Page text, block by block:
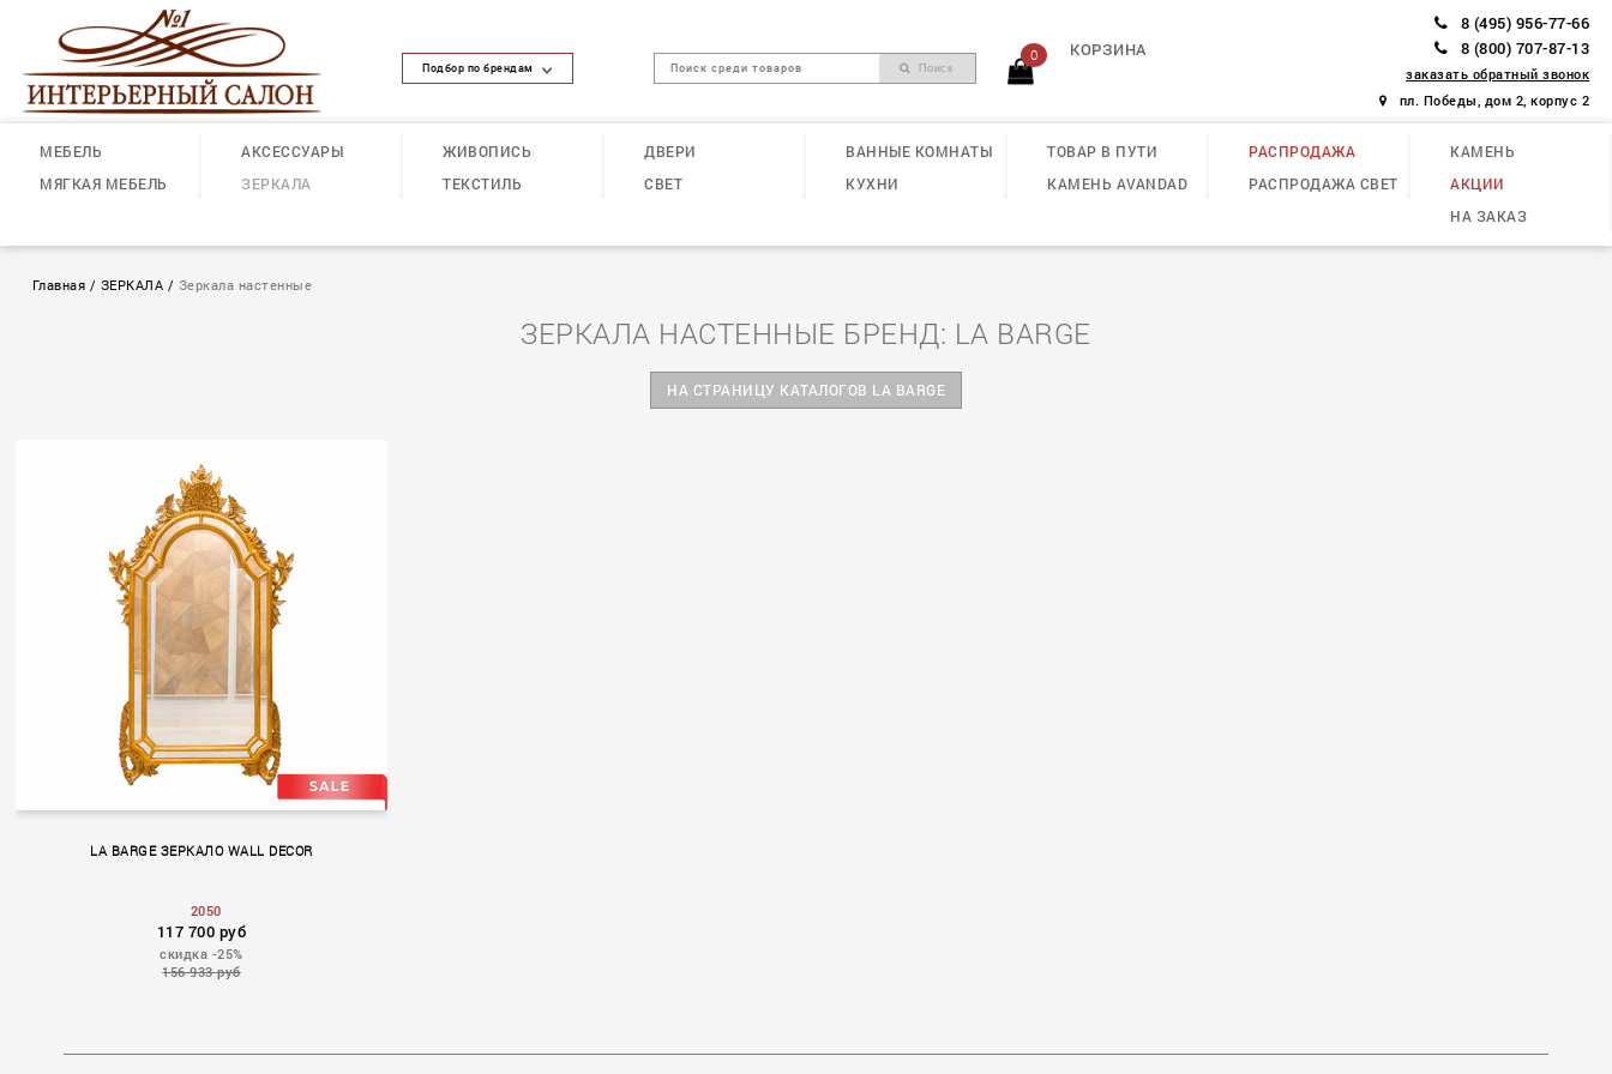
Подбор по брендам Поиск
0 КОРЗИНА
8 (495) 956-77-66
8 (800) 707-87-13
заказать обратный звонок
пл. Победы, дом 2, корпус 2
МЕБЕЛЬ
МЯГКАЯ МЕБЕЛЬ
АКСЕССУАРЫ
ЗЕРКАЛА
ЖИВОПИСЬ
ТЕКСТИЛЬ
ДВЕРИ
СВЕТ
ВАННЫЕ КОМНАТЫ
КУХНИ
ТОВАР В ПУТИ
КАМЕНЬ AVANDAD
РАСПРОДАЖА
РАСПРОДАЖА СВЕТ
КАМЕНЬ
АКЦИИ
НА ЗАКАЗ
Главная / ЗЕРКАЛА / Зеркала настенные
ЗЕРКАЛА НАСТЕННЫЕ БРЕНД: LA BARGE
НА СТРАНИЦУ КАТАЛОГОВ LA BARGE
LA BARGE ЗЕРКАЛО WALL DECOR
2050
117 700 руб
скидка -25%
156 933 руб